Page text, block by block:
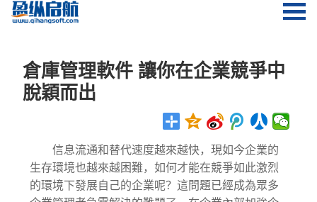
倉庫管理軟件 讓你在企業競爭中
脫穎而出
信息流通和替代速度越來越快，現如今企業的
生存環境也越來越困難，如何才能在競爭如此激烈
的環境下發展自己的企業呢？這問題已經成為眾多